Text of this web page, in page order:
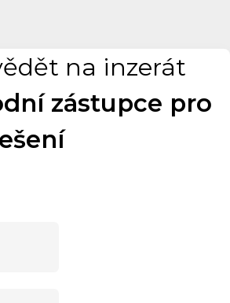
na inzerát
zástupce pro